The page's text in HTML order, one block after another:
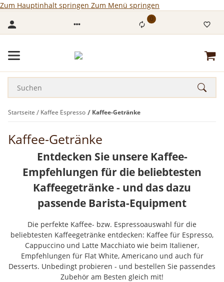
Zum Hauptinhalt springen Zum Menü springen
0
Startseite Kaffee Espresso Kaffee-Getränke
Kaffee-Getränke
Entdecken Sie unsere Kaffee-
Empfehlungen für die beliebtesten
Kaffeegetränke - und das dazu
passende Barista-Equipment
Die perfekte Kaffee- bzw. Espressoauswahl für die
beliebtesten Kaffeegetränke entdecken: Kaffee für Espresso,
Cappuccino und Latte Macchiato wie beim Italiener,
Empfehlungen für Flat White, Americano und auch für
Desserts. Unbedingt probieren - und bestellen Sie passendes
Zubehör am Besten gleich mit!